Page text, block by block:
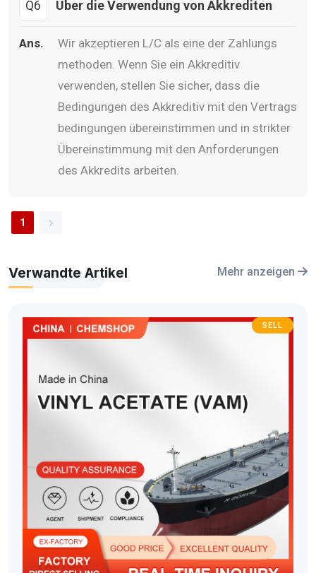
Q6 Über die Verwendung von Akkrediten
Ans.
Wir akzeptieren L/C als eine der Zahlungs
methoden. Wenn Sie ein Akkreditiv
verwenden, stellen Sie sicher, dass die
Bedingungen des Akkreditiv mit den Vertrags
bedingungen übereinstimmen und in strikter
Übereinstimmung mit den Anforderungen
des Akkredits arbeiten.
1
Verwandte Artikel Mehr anzeigen
SELL